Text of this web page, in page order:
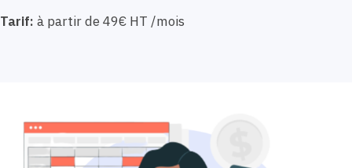
Tarif: à partir de 49€ HT /mois